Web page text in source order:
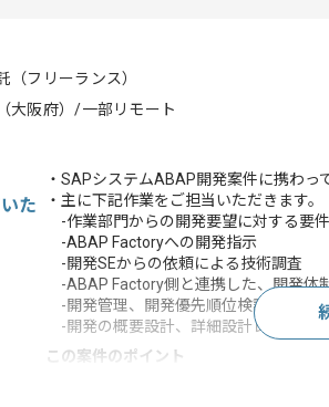
（フリーランス）
大阪府）/一部リモート
た
・SAPシステムABAP開発案件に携わっ
・主に下記作業をご担当いただきます。
-作業部門からの開発要望に対する要
-ABAP Factoryへの開発指示
-開発SEからの依頼による技術調査
-ABAP Factory側と連携した、開発体
-開発管理、開発優先順位検討
-開発の概要設計、詳細設計レビュー
この案件のポイント